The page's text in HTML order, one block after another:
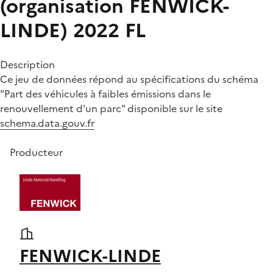
LINDE) 2022 FL
Description
Ce jeu de données répond au spécifications du schéma
"Part des véhicules à faibles émissions dans le
renouvellement d'un parc" disponible sur le site
schema.data.gouv.fr
Producteur
FENWICK-LINDE